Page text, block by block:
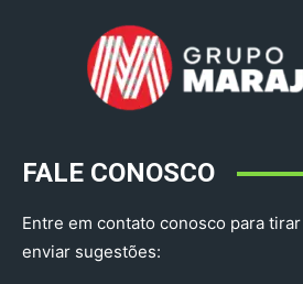
FALE CONOSCO
Entre em contato conosco para
enviar sugestões: